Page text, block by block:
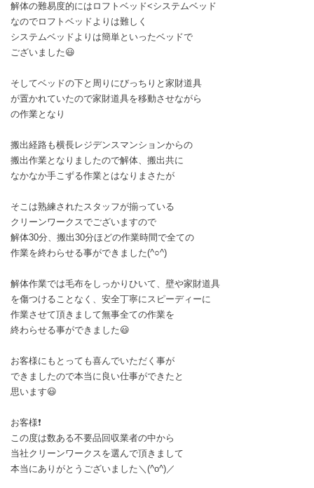
解体の難易度的にはロフトベッド<システムベッド
なのでロフトベッドよりは難しく
システムベッドよりは簡単といったベッドで
ございました😃
そしてベッドの下と周りにびっちりと家財道具
が置かれていたので家財道具を移動させながら
の作業となり
搬出経路も横長レジデンスマンションからの
搬出作業となりましたので解体、搬出共に
なかなか手こずる作業とはなりまさたが
そこは熟練されたスタッフが揃っている
クリーンワークスでございますので
解体30分、搬出30分ほどの作業時間で全ての
作業を終わらせる事ができました(^○^)
解体作業では毛布をしっかりひいて、壁や家財道具
を傷つけることなく、安全丁寧にスピーディーに
作業させて頂きまして無事全ての作業を
終わらせる事ができました😃
お客様にもとっても喜んでいただく事が
できましたので本当に良い仕事ができたと
思います😃
お客様❗
この度は数ある不要品回収業者の中から
当社クリーンワークスを選んで頂きまして
本当にありがとうございました＼(^o^)／